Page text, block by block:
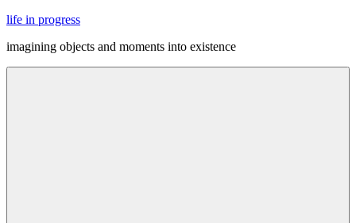
Skip
content
life in progress
imagining objects and moments into existence